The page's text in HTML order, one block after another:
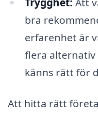
bra
erfarenhet är
flera alternativ
känns rätt för
Att hitta rätt